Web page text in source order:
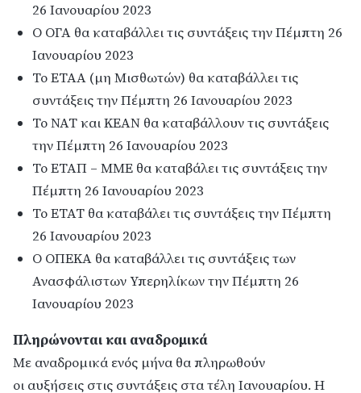
26 Ιανουαρίου 2023
Ο ΟΓΑ θα καταβάλλει τις συντάξεις την Πέμπτη 26
Ιανουαρίου 2023
Το ΕΤΑΑ (μη Μισθωτών) θα καταβάλλει τις
συντάξεις την Πέμπτη 26 Ιανουαρίου 2023
Το ΝΑΤ και ΚΕΑΝ θα καταβάλλουν τις συντάξεις
την Πέμπτη 26 Ιανουαρίου 2023
Το ΕΤΑΠ – ΜΜΕ θα καταβάλει τις συντάξεις την
Πέμπτη 26 Ιανουαρίου 2023
Το ΕΤΑΤ θα καταβάλει τις συντάξεις την Πέμπτη
26 Ιανουαρίου 2023
Ο ΟΠΕΚΑ θα καταβάλλει τις συντάξεις των
Ανασφάλιστων Υπερηλίκων την Πέμπτη 26
Ιανουαρίου 2023
Πληρώνονται και αναδρομικά
Με αναδρομικά ενός μήνα θα πληρωθούν
οι αυξήσεις στις συντάξεις στα τέλη Ιανουαρίου. Η